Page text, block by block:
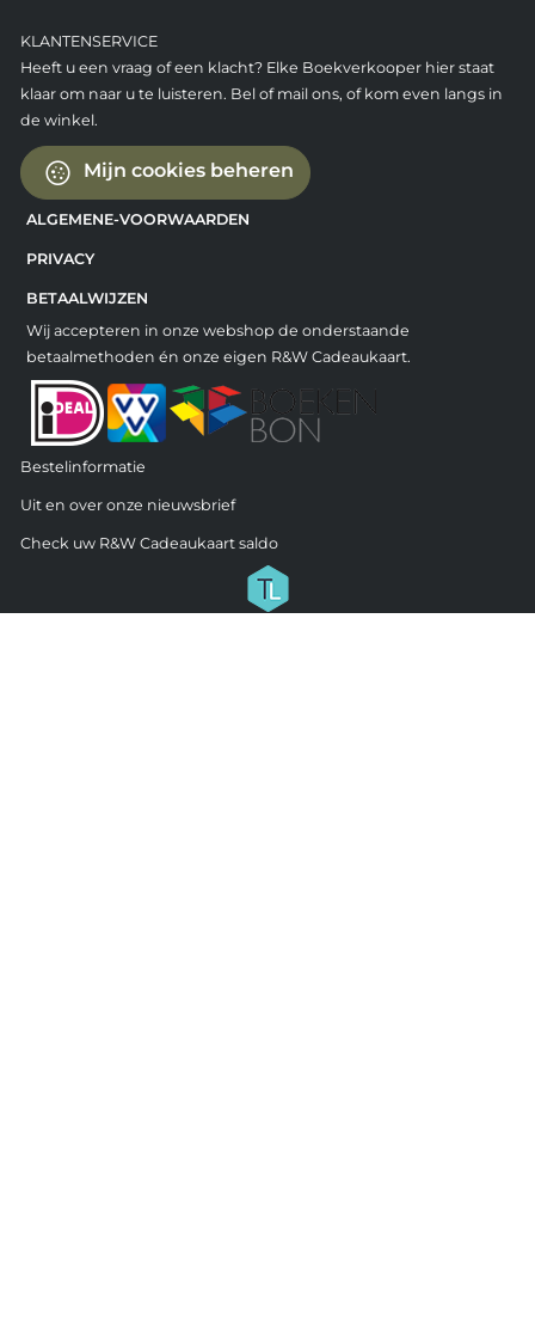
KLANTENSERVICE
Heeft u een vraag of een klacht? Elke Boekverkooper hier staat
klaar om naar u te luisteren. Bel of mail ons, of kom even langs in
de winkel.
Mijn cookies beheren
ALGEMENE-VOORWAARDEN
PRIVACY
BETAALWIJZEN
Wij accepteren in onze webshop de onderstaande
betaalmethoden én onze eigen R&W Cadeaukaart.
Bestelinformatie
Uit en over onze nieuwsbrief
Check uw R&W Cadeaukaart saldo